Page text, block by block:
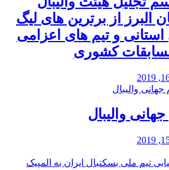
البرز از برترین های لیگ
و تیم های اعزامی
کشوری
والیبال